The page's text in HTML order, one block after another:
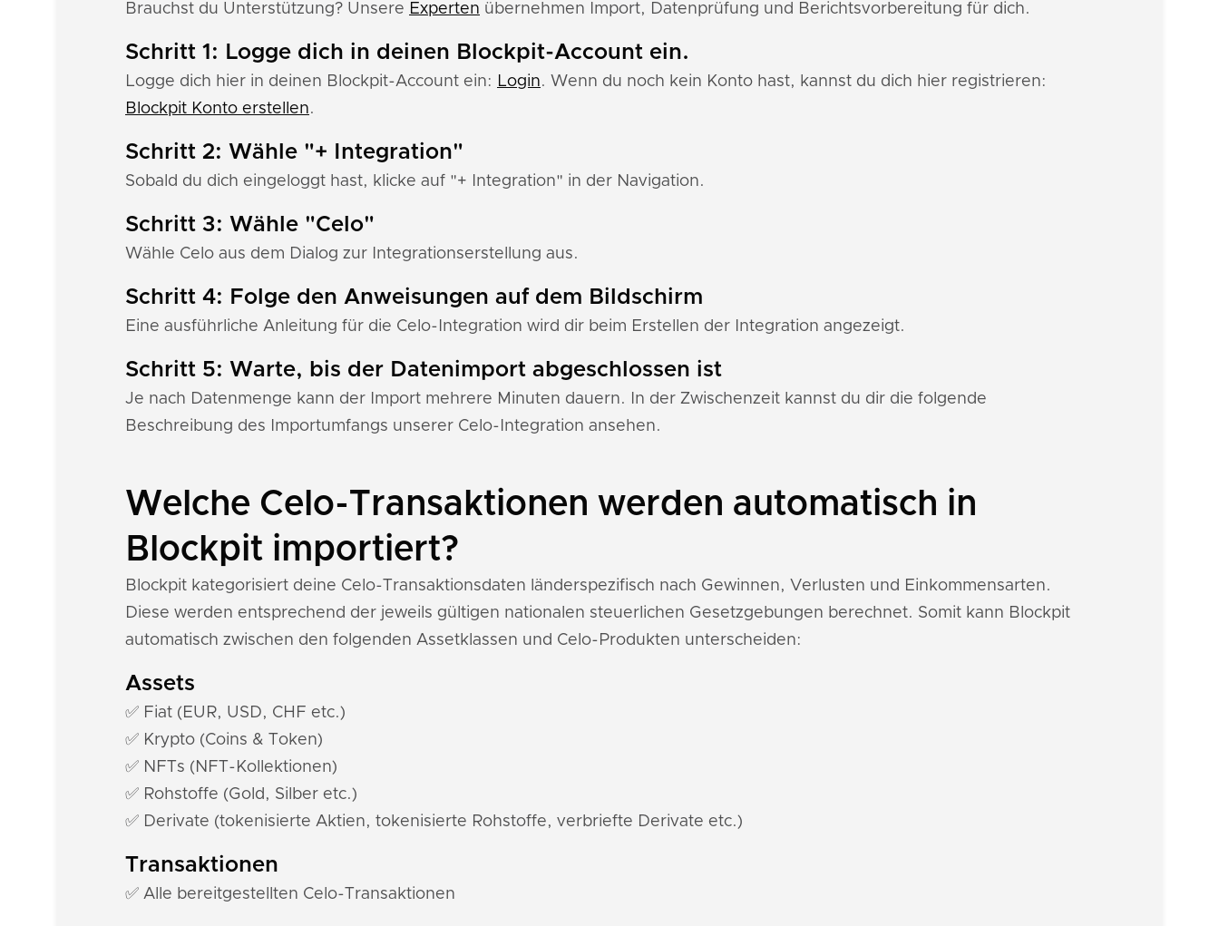
Brauchst du Unterstützung? Unsere Experten übernehmen Import, Datenprüfung und Berichtsvorbereitung für dich.
Schritt 1: Logge dich in deinen Blockpit-Account ein.
Logge dich hier in deinen Blockpit-Account ein: Login. Wenn du noch kein Konto hast, kannst du dich hier registrieren:
Blockpit Konto erstellen.
Schritt 2: Wähle "+ Integration"
Sobald du dich eingeloggt hast, klicke auf "+ Integration" in der Navigation.
Schritt 3: Wähle "Celo"
Wähle Celo aus dem Dialog zur Integrationserstellung aus.
Schritt 4: Folge den Anweisungen auf dem Bildschirm
Eine ausführliche Anleitung für die Celo-Integration wird dir beim Erstellen der Integration angezeigt.
Schritt 5: Warte, bis der Datenimport abgeschlossen ist
Je nach Datenmenge kann der Import mehrere Minuten dauern. In der Zwischenzeit kannst du dir die folgende
Beschreibung des Importumfangs unserer Celo-Integration ansehen.
Welche Celo-Transaktionen werden automatisch in
Blockpit importiert?
Blockpit kategorisiert deine Celo-Transaktionsdaten länderspezifisch nach Gewinnen, Verlusten und Einkommensarten.
Diese werden entsprechend der jeweils gültigen nationalen steuerlichen Gesetzgebungen berechnet. Somit kann Blockpit
automatisch zwischen den folgenden Assetklassen und Celo-Produkten unterscheiden:
Assets
✅ Fiat (EUR, USD, CHF etc.)
✅ Krypto (Coins & Token)
✅ NFTs (NFT-Kollektionen)
✅ Rohstoffe (Gold, Silber etc.)
✅ Derivate (tokenisierte Aktien, tokenisierte Rohstoffe, verbriefte Derivate etc.)
Transaktionen
✅ Alle bereitgestellten Celo-Transaktionen